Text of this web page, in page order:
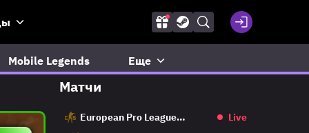
Mobile Legends Еще
Матчи
European Pro League
Live